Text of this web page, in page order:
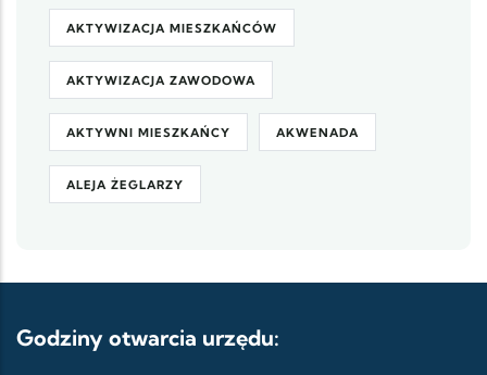
AKTYWIZACJA MIESZKAŃCÓW
AKTYWIZACJA ZAWODOWA
AKTYWNI MIESZKAŃCY AKWENADA
ALEJA ŻEGLARZY
Godziny otwarcia urzędu: